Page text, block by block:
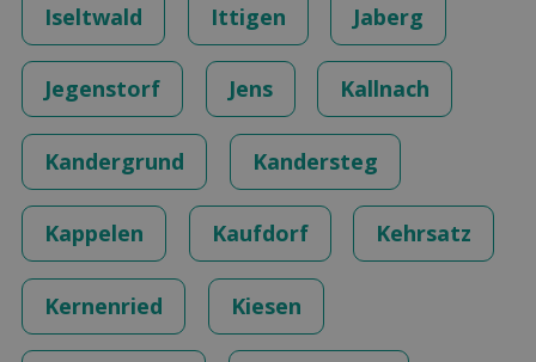
Iseltwald Ittigen Jaberg
Jegenstorf Jens Kallnach
Kandergrund Kandersteg
Kappelen Kaufdorf Kehrsatz
Kernenried Kiesen